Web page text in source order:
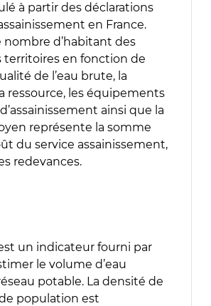
à partir des déclarations
en France.
nombre d’habitant des
territoires en fonction de
de l’eau brute, la
ressource, les équipements
ainsi que la
représente la somme
du service assainissement,
redevances.
un indicateur fourni par
le volume d’eau
potable. La densité de
population est